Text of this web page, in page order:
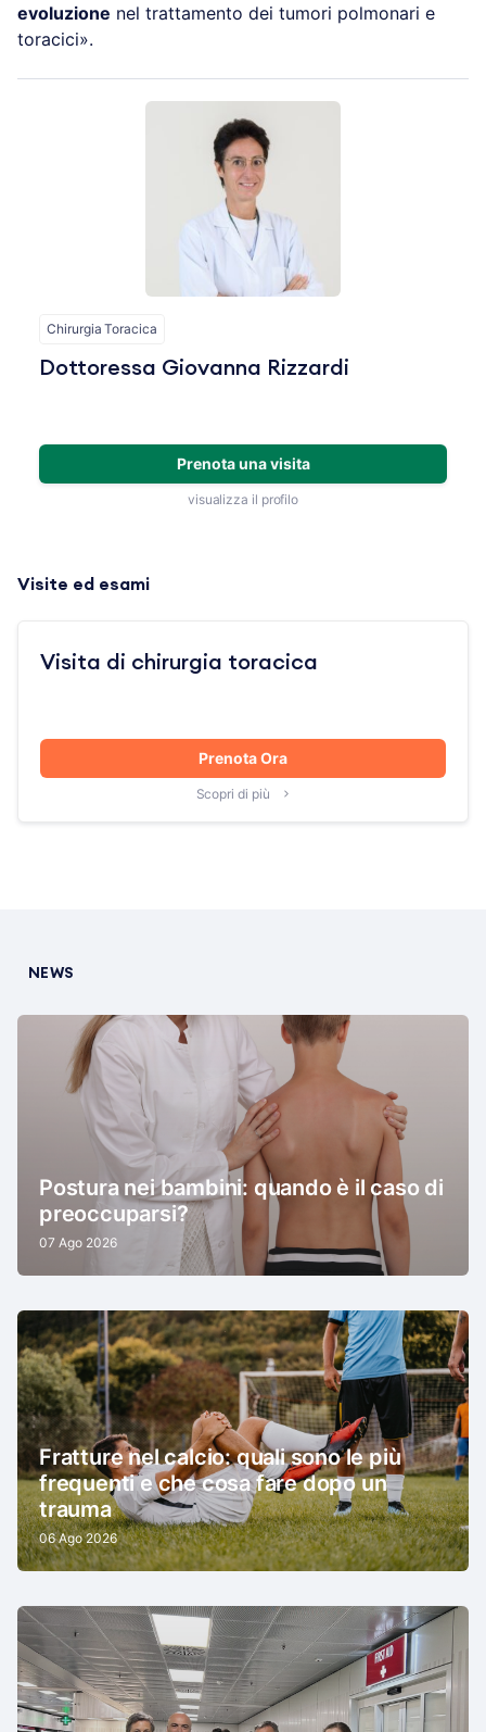
evoluzione nel trattamento dei tumori polmonari e
toracici».
Chirurgia Toracica
Dottoressa Giovanna Rizzardi
Prenota una visita
visualizza il profilo
Visite ed esami
Visita di chirurgia toracica
Prenota Ora
Scopri di più
NEWS
Postura nei bambini: quando è il caso di
preoccuparsi?
07 Ago 2026
Fratture nel calcio: quali sono le più
frequenti e che cosa fare dopo un
trauma
06 Ago 2026